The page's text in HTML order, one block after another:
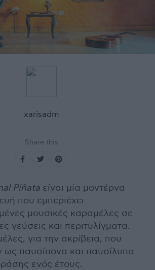
xarisadm
Share this
Piñata είναι μία μοντέρνα
που εμπεριέχει
μουσικές καραμέλες σε
γεύσεις και περιτυλίγματα.
για την ακρίβεια, που
ως παυσίπονα και παυσίλυπα
ενός έτους.